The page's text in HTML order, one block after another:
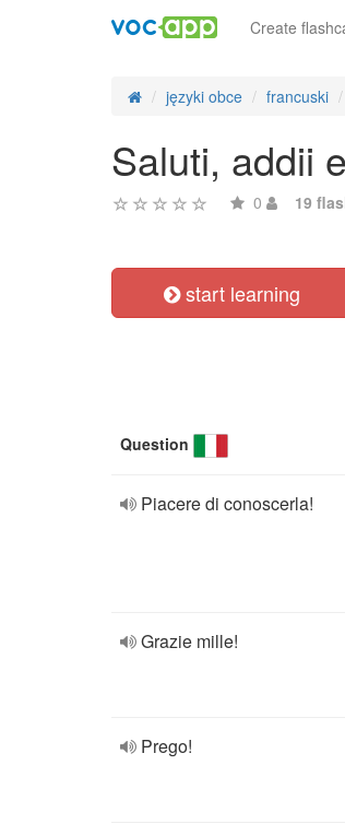
Create
języki obce francuski
Saluti, addii
0 19
start learning
Question
Piacere di conoscerla!
Grazie mille!
Prego!